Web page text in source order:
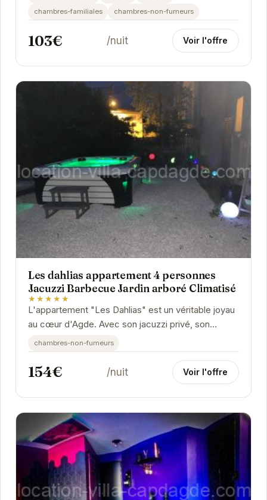
chambres-familiales
chambres-non-fumeurs
103€ /nuit Voir l'offre
Les dahlias appartement 4 personnes
Jacuzzi Barbecue Jardin arboré Climatisé
★★★★★
L'appartement "Les Dahlias" est un véritable joyau
au cœur d'Agde. Avec son jacuzzi privé, son
barbecue et son jardin arboré, il offre un cadre...
chambres-non-fumeurs
154€ /nuit Voir l'offre